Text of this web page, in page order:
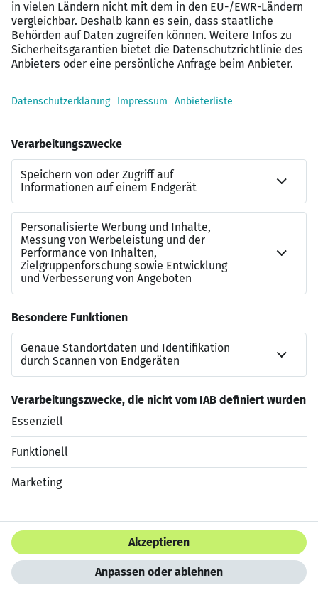
Parkplätze
JobRad
Fitnessangebote
Corporate Benefits
Ihre persönliche SAP-
Personalberaterin
Sollten Sie Rückfragen zu diesem SAP-Job haben, dann
steht Ihnen gerneCarolin WolzvomLeuchtmehr-Team
zur Verfügung:
carolin.wolz@leuchtmehr.de
+49 7151 250 4611
Datenschutzerklärung